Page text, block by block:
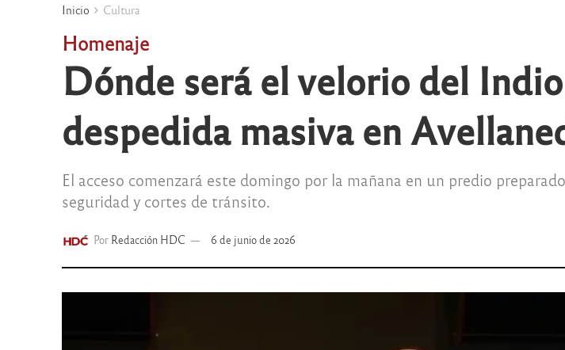
Inicio Cultura
Homenaje
Dónde será el velorio del
despedida masiva en
El acceso comenzará este domingo por la mañana en un predio
seguridad y cortes de tránsito.
Por Redacción HDC 6 de junio de 2026